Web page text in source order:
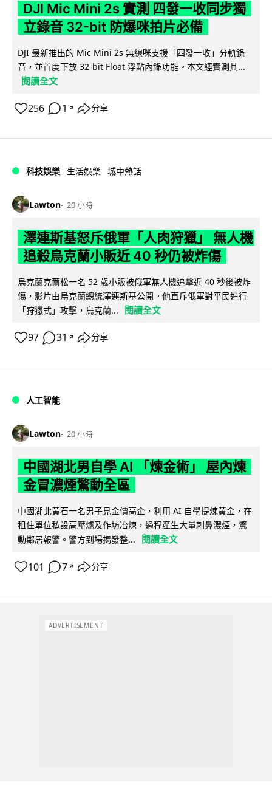
DJI Mic Mini 2s 實測 四發一收同步獨
立錄音 32-bit 防爆咪拍片必備
DJI 最新推出的 Mic Mini 2s 無線咪支援「四發一收」分軌錄
音，並首度下放 32-bit Float 浮點內錄功能。本文經實測其...
閱讀全文
256 1 ↗ 分享
科技娛樂 生活娛樂 城中熱話
Lawton 20 小時
澤連斯基怒斥俄軍「人肉狩獵」 無人機
追殺烏克蘭小販近 40 秒仍被炸傷
烏克蘭克爾松一名 52 歲小販被俄軍無人機追擊近 40 秒後被炸
傷，影片由烏克蘭總統澤連斯基公開。他直斥俄軍對平民進行
「狩獵式」攻擊，烏克蘭...
閱讀全文
97 31 ↗ 分享
人工智能
Lawton 20 小時
中國湖北男自學 AI 「煉金術」 屋內煉
金冒濃煙驚動全區
中國湖北黃石一名男子見金價高企，利用 AI 自學提煉黃金，在
租住單位私設高壓爐及作坊冶煉，過程產生大量刺鼻濃煙，驚
動鄰居報警。警方到場揭發整...
閱讀全文
101 7 ↗ 分享
ADVERTISEMENT